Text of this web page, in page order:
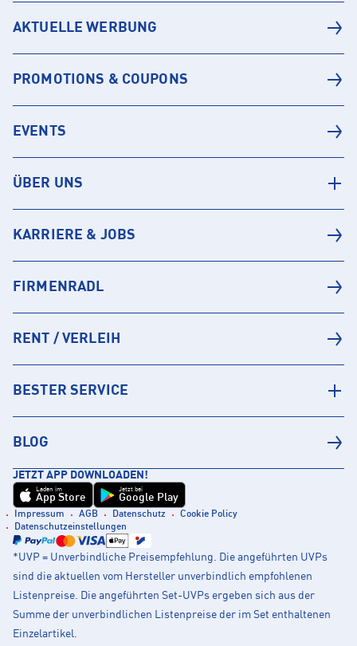
AKTUELLE WERBUNG
PROMOTIONS & COUPONS
EVENTS
ÜBER UNS
KARRIERE & JOBS
FIRMENRADL
RENT / VERLEIH
BESTER SERVICE
BLOG
JETZT APP DOWNLOADEN!
Laden im
App Store
Jetzt bei
Google Play
Impressum AGB Datenschutz
Cookie Policy
Datenschutzeinstellungen
*UVP = Unverbindliche Preisempfehlung. Die angeführten UVPs
sind die aktuellen vom Hersteller unverbindlich empfohlenen
Listenpreise. Die angeführten Set-UVPs ergeben sich aus der
Summe der unverbindlichen Listenpreise der im Set enthaltenen
Einzelartikel.